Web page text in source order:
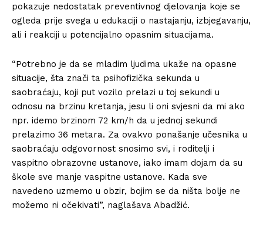
pokazuje nedostatak preventivnog djelovanja koje se
ogleda prije svega u edukaciji o nastajanju, izbjegavanju,
ali i reakciji u potencijalno opasnim situacijama.
“Potrebno je da se mladim ljudima ukaže na opasne
situacije, šta znači ta psihofizička sekunda u
saobraćaju, koji put vozilo prelazi u toj sekundi u
odnosu na brzinu kretanja, jesu li oni svjesni da mi ako
npr. idemo brzinom 72 km/h da u jednoj sekundi
prelazimo 36 metara. Za ovakvo ponašanje učesnika u
saobraćaju odgovornost snosimo svi, i roditelji i
vaspitno obrazovne ustanove, iako imam dojam da su
škole sve manje vaspitne ustanove. Kada sve
navedeno uzmemo u obzir, bojim se da ništa bolje ne
možemo ni očekivati”, naglašava Abadžić.